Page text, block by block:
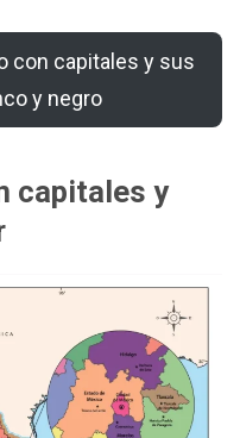
con capitales y sus
y negro
capitales y